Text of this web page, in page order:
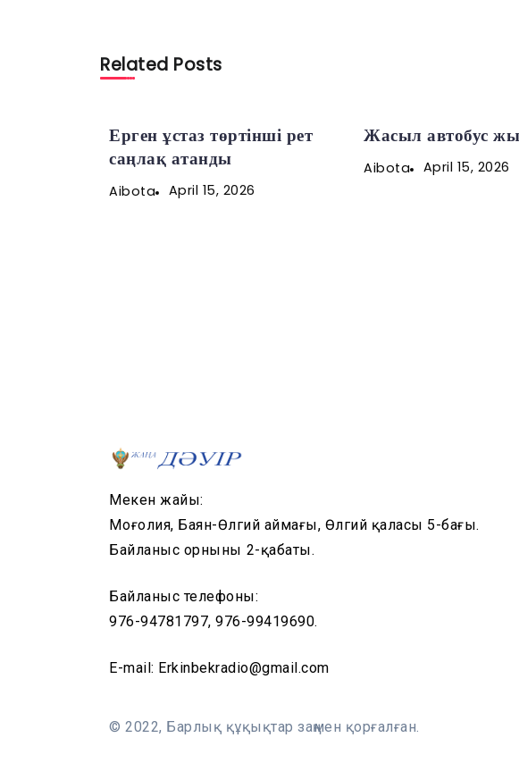
Related Posts
Ерген ұстаз төртінші рет
саңлақ атанды
Aibota April 15, 2026
Жасыл автобус
Aibota April 15, 2026
Мекен жайы:
Моңғолия, Баян-Өлгий аймағы, Өлгий қаласы 5-бағы.
Байланыс орнының 2-қабаты.
Байланыс телефоны:
976-94781797, 976-99419690.
E-mail: Erkinbekradio@gmail.com
© 2022, Барлық құқықтар заңмен қорғалған.